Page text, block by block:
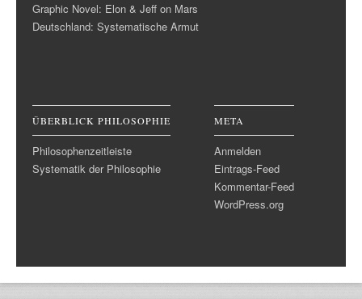
Graphic Novel: Elon & Jeff on Mars
Deutschland: Systematische Armut
ÜBERBLICK PHILOSOPHIE
Philosophenzeitleiste
Systematik der Philosophie
META
Anmelden
Eintrags-Feed
Kommentar-Feed
WordPress.org